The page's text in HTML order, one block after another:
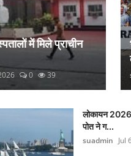
में मिले प्राचीन
0 39
लोकायन 2026
पोत ने ग...
suadmin Jul